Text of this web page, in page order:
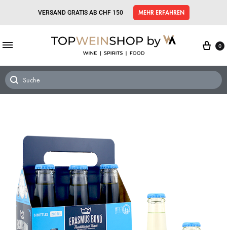
VERSAND GRATIS AB CHF 150 MEHR ERFAHREN
0